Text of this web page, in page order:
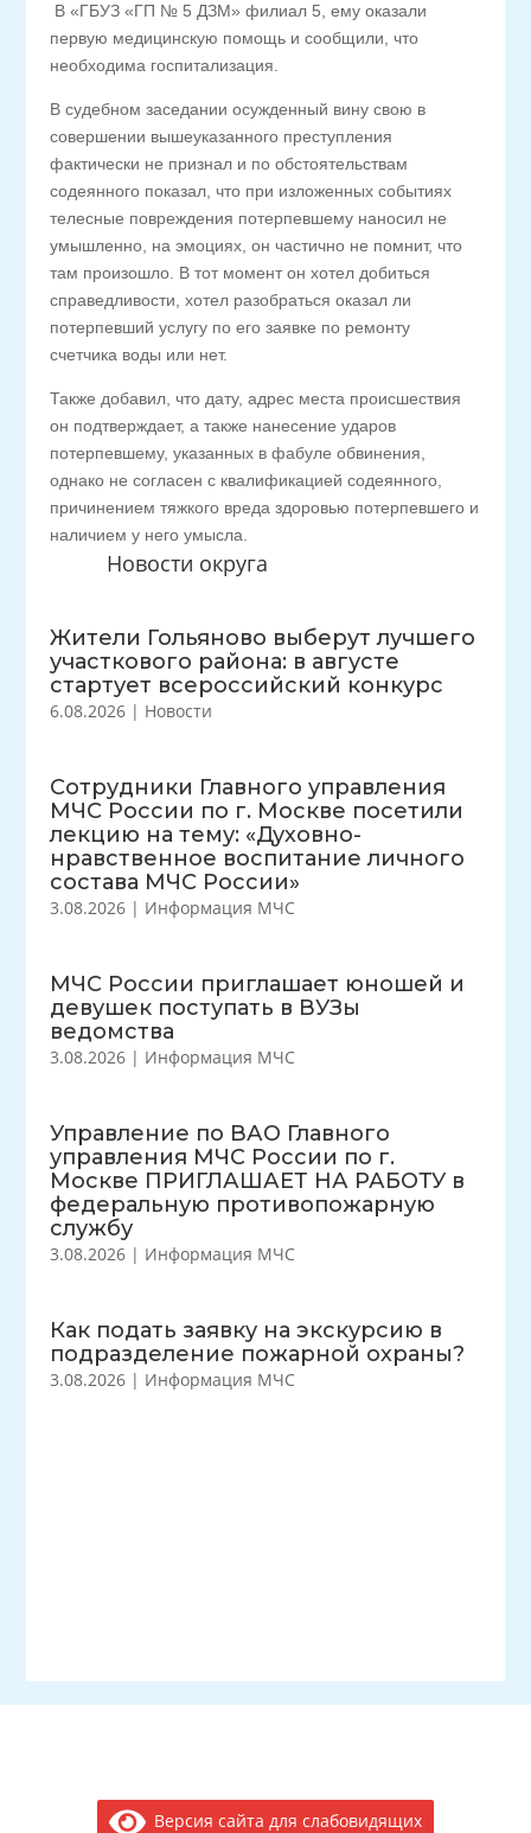
Новости округа
Жители Гольяново выберут лучшего
участкового района: в августе
стартует всероссийский конкурс
6.08.2026 | Новости
Сотрудники Главного управления
МЧС России по г. Москве посетили
лекцию на тему: «Духовно-
нравственное воспитание личного
состава МЧС России»
3.08.2026 | Информация МЧС
МЧС России приглашает юношей и
девушек поступать в ВУЗы
ведомства
3.08.2026 | Информация МЧС
Управление по ВАО Главного
управления МЧС России по г.
Москве ПРИГЛАШАЕТ НА РАБОТУ в
федеральную противопожарную
службу
3.08.2026 | Информация МЧС
Как подать заявку на экскурсию в
подразделение пожарной охраны?
3.08.2026 | Информация МЧС
В «ГБУЗ «ГП № 5 ДЗМ» филиал 5, ему оказали
первую медицинскую помощь и сообщили, что
необходима госпитализация.
В судебном заседании осужденный вину свою в
совершении вышеуказанного преступления
фактически не признал и по обстоятельствам
содеянного показал, что при изложенных событиях
телесные повреждения потерпевшему наносил не
умышленно, на эмоциях, он частично не помнит, что
там произошло. В тот момент он хотел добиться
справедливости, хотел разобраться оказал ли
потерпевший услугу по его заявке по ремонту
счетчика воды или нет.
Также добавил, что дату, адрес места происшествия
он подтверждает, а также нанесение ударов
потерпевшему, указанных в фабуле обвинения,
однако не согласен с квалификацией содеянного,
причинением тяжкого вреда здоровью потерпевшего и
наличием у него умысла.
Версия сайта для слабовидящих